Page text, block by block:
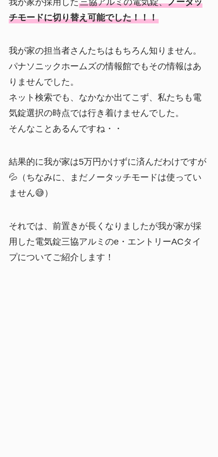
我が家が採用した三協アルミの電気錠、ノータッ
チモードに切り替え可能でした！！！
我が家の担当者さんたちはもちろん知りません。
パナソニックホームズの情報館でもその情報はあ
りませんでした。
ネット検索でも、なかなか出てこず、私たちも電
気錠選択の時点では行き着けませんでした。
そんなことあるんですね・・
結果的に我が家は5万円かけずに済んだわけですが
💦（ちなみに、まだノータッチモードは使ってい
ません😅）
それでは、前置きが長くなりましたが我が家が採
用した電気錠三協アルミのe・エントリーACタイ
プについてご紹介します！